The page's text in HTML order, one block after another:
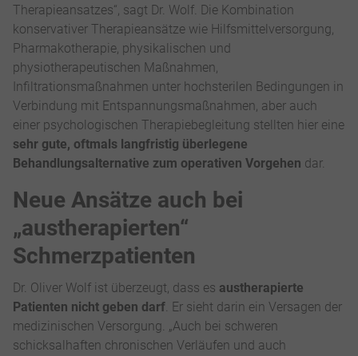
Therapieansatzes“, sagt Dr. Wolf. Die Kombination
konservativer Therapieansätze wie Hilfsmittelversorgung,
Pharmakotherapie, physikalischen und
physiotherapeutischen Maßnahmen,
Infiltrationsmaßnahmen unter hochsterilen Bedingungen in
Verbindung mit Entspannungsmaßnahmen, aber auch
einer psychologischen Therapiebegleitung stellten hier eine
sehr gute, oftmals langfristig überlegene
Behandlungsalternative zum operativen Vorgehen dar.
Neue Ansätze auch bei
„austherapierten“
Schmerzpatienten
Dr. Oliver Wolf ist überzeugt, dass es austherapierte
Patienten nicht geben darf. Er sieht darin ein Versagen der
medizinischen Versorgung. „Auch bei schweren
schicksalhaften chronischen Verläufen und auch